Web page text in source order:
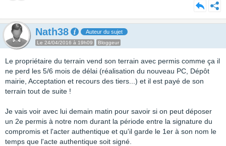
Nath38 Auteur du sujet
Le 24/04/2016 à 19h09 Bloggeur
Le propriétaire du terrain vend son terrain avec permis comme ça il
ne perd les 5/6 mois de délai (réalisation du nouveau PC, Dépôt
mairie, Acceptation et recours des tiers...) et il est payé de son
terrain tout de suite !
Je vais voir avec lui demain matin pour savoir si on peut déposer
un 2e permis à notre nom durant la période entre la signature du
compromis et l'acter authentique et qu'il garde le 1er à son nom le
temps que l'acte authentique soit signé.